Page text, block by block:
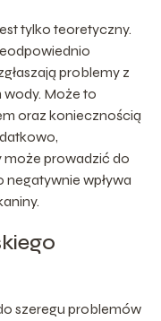
tylko teoretyczny.
problemy z
Może to
oraz koniecznością
prowadzić do
negatywnie wpływa
szeregu problemów